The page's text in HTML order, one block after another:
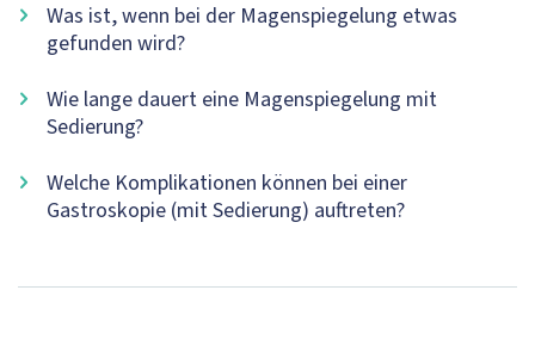
Was ist, wenn bei der Magenspiegelung etwas
gefunden wird?
Wie lange dauert eine Magenspiegelung mit
Sedierung?
Welche Komplikationen können bei einer
Gastroskopie (mit Sedierung) auftreten?